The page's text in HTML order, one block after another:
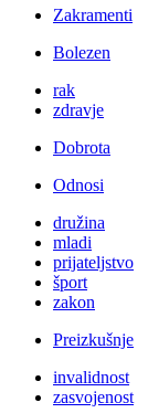
Zakramenti
Bolezen
rak
zdravje
Dobrota
Odnosi
družina
mladi
prijateljstvo
šport
zakon
Preizkušnje
invalidnost
zasvojenost